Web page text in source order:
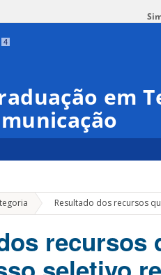
4
em
» Resultado dos recursos
recursos